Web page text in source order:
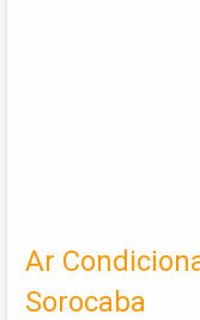
Ar
Sorocaba